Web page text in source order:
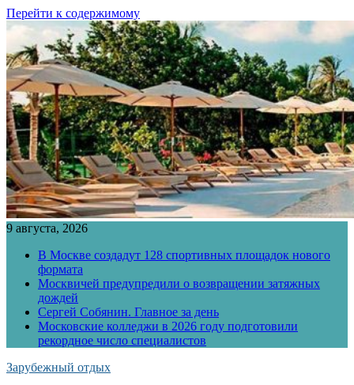
Перейти к содержимому
9 августа, 2026
В Москве создадут 128 спортивных площадок нового
формата
Москвичей предупредили о возвращении затяжных
дождей
Сергей Собянин. Главное за день
Московские колледжи в 2026 году подготовили
рекордное число специалистов
Зарубежный отдых